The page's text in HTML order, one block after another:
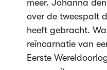
meer. Johanna
over de tweespalt
heeft gebracht.
reïncarnatie van
Eerste